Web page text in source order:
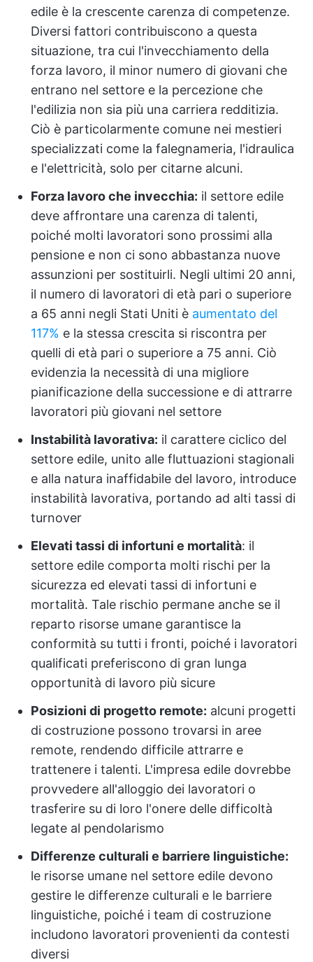
edile è la crescente carenza di competenze.
Diversi fattori contribuiscono a questa
situazione, tra cui l'invecchiamento della
forza lavoro, il minor numero di giovani che
entrano nel settore e la percezione che
l'edilizia non sia più una carriera redditizia.
Ciò è particolarmente comune nei mestieri
specializzati come la falegnameria, l'idraulica
e l'elettricità, solo per citarne alcuni.
Forza lavoro che invecchia: il settore edile
deve affrontare una carenza di talenti,
poiché molti lavoratori sono prossimi alla
pensione e non ci sono abbastanza nuove
assunzioni per sostituirli. Negli ultimi 20 anni,
il numero di lavoratori di età pari o superiore
a 65 anni negli Stati Uniti è aumentato del
117% e la stessa crescita si riscontra per
quelli di età pari o superiore a 75 anni. Ciò
evidenzia la necessità di una migliore
pianificazione della successione e di attrarre
lavoratori più giovani nel settore
Instabilità lavorativa: il carattere ciclico del
settore edile, unito alle fluttuazioni stagionali
e alla natura inaffidabile del lavoro, introduce
instabilità lavorativa, portando ad alti tassi di
turnover
Elevati tassi di infortuni e mortalità: il
settore edile comporta molti rischi per la
sicurezza ed elevati tassi di infortuni e
mortalità. Tale rischio permane anche se il
reparto risorse umane garantisce la
conformità su tutti i fronti, poiché i lavoratori
qualificati preferiscono di gran lunga
opportunità di lavoro più sicure
Posizioni di progetto remote: alcuni progetti
di costruzione possono trovarsi in aree
remote, rendendo difficile attrarre e
trattenere i talenti. L'impresa edile dovrebbe
provvedere all'alloggio dei lavoratori o
trasferire su di loro l'onere delle difficoltà
legate al pendolarismo
Differenze culturali e barriere linguistiche:
le risorse umane nel settore edile devono
gestire le differenze culturali e le barriere
linguistiche, poiché i team di costruzione
includono lavoratori provenienti da contesti
diversi